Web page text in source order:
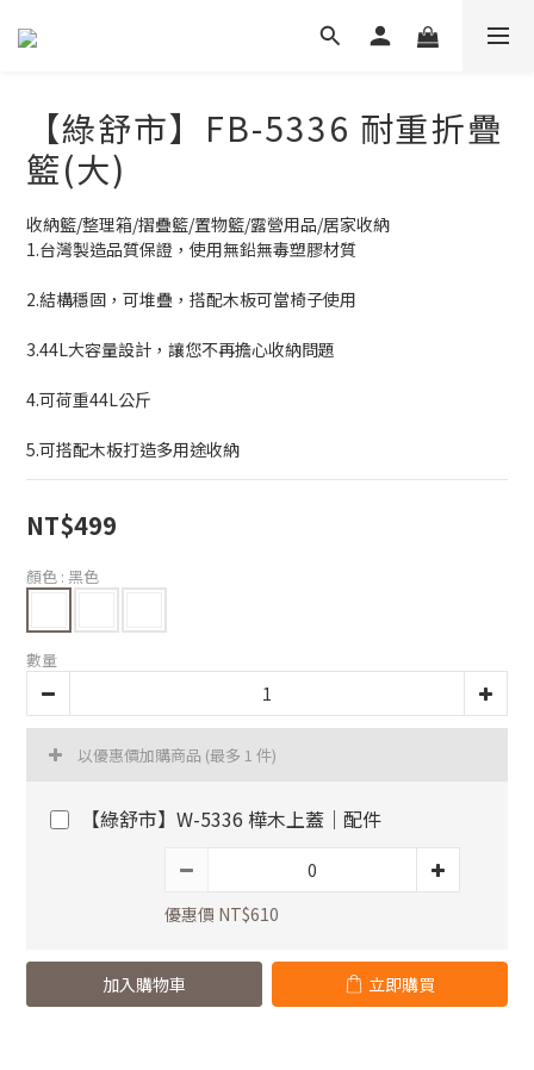
【綠舒市】FB-5336 耐重折疊
籃(大)
收納籃/整理箱/摺疊籃/置物籃/露營用品/居家收納
1.台灣製造品質保證，使用無鉛無毒塑膠材質
2.結構穩固，可堆疊，搭配木板可當椅子使用
3.44L大容量設計，讓您不再擔心收納問題
4.可荷重44L公斤
5.可搭配木板打造多用途收納
NT$499
顏色 : 黑色
數量
以優惠價加購商品 (最多 1 件)
【綠舒市】W-5336 樺木上蓋｜配件
優惠價 NT$610
加入購物車 立即購買